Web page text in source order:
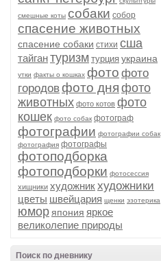
смешные коты собаки собор
спасение животных
спасение собаки стихи сша
тайгантуризм турция украина
утки факты о кошках фото фото
городовфото дня фото
животных фото котов фото
кошек фото собак фотограф
фотографии фотографии собак
фотография фотографы
фотоподборка
фотоподборки фотосессия
хищники художникхудожники
цветы швейцария щенки эзотерика
юмор япония яркое
великолепие природы
Поиск по дневнику